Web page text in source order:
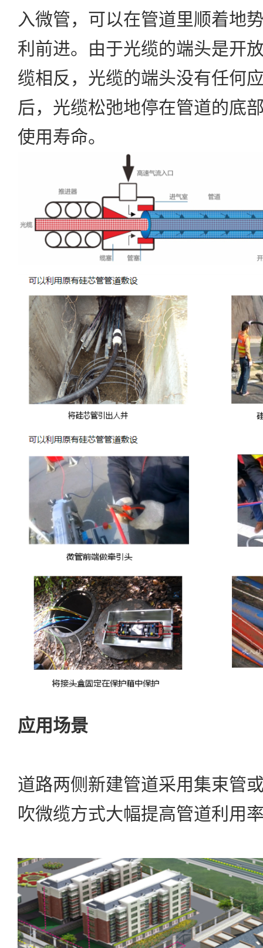
入微管，可以在管道里顺着地
利前进。由于光缆的端头是开
缆相反，光缆的端头没有任何
后，光缆松弛地停在管道的底
使用寿命。
应用场景
道路两侧新建管道采用集束管
吹微缆方式大幅提高管道利用